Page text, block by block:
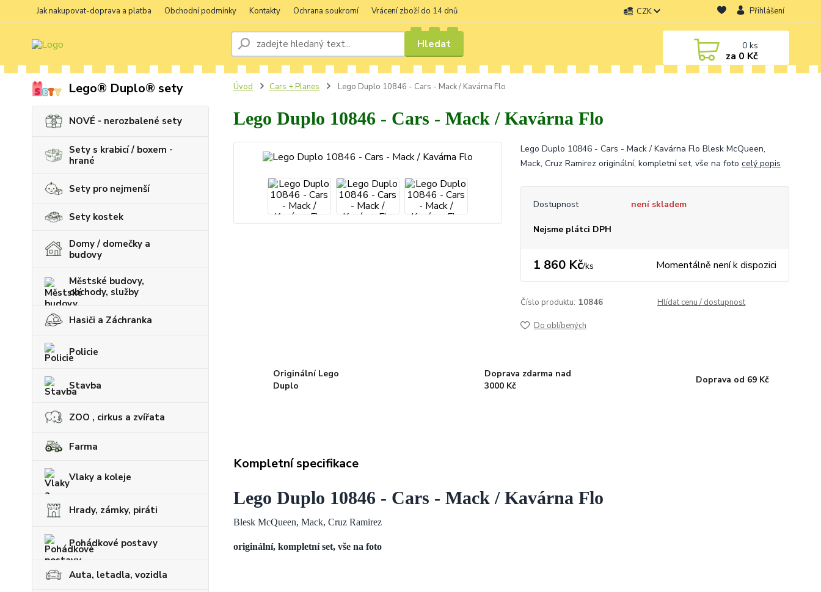
Jak nakupovat-doprava a platba Obchodní podmínky Kontakty Ochrana soukromí Vrácení zboží do 14 dnů CZK Přihlášení
Hledat 0ks
za 0 Kč
Lego® Duplo® sety
NOVÉ - nerozbalené sety
Sety s krabicí / boxem -
hrané
Sety pro nejmenší
Sety kostek
Domy / domečky a
budovy
Městské budovy,
obchody, služby
Hasiči a Záchranka
Policie
Stavba
ZOO , cirkus a zvířata
Farma
Vlaky a koleje
Hrady, zámky, piráti
Pohádkové postavy
Auta, letadla, vozidla
Úvod Cars + Planes Lego Duplo 10846 - Cars - Mack / Kavárna Flo
Lego Duplo 10846 - Cars - Mack / Kavárna Flo
Lego Duplo 10846 - Cars - Mack / Kavárna Flo Blesk McQueen,
Mack, Cruz Ramirez originální, kompletní set, vše na foto celý popis
Dostupnost není skladem
Nejsme plátci DPH
1 860 Kč/ks Momentálně není k dispozici
Číslo produktu: 10846 Hlídat cenu / dostupnost
Do oblíbených
Originální Lego
Duplo
Doprava zdarma nad
3000 Kč
Doprava od 69 Kč
Kompletní specifikace
Lego Duplo 10846 - Cars - Mack / Kavárna Flo
Blesk McQueen, Mack, Cruz Ramirez
originální, kompletní set,vše na foto